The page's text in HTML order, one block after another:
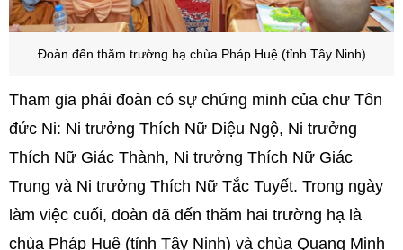
Đoàn đến thăm trường hạ chùa Pháp Huệ (tỉnh Tây Ninh)
Tham gia phái đoàn có sự chứng minh của chư Tôn
đức Ni: Ni trưởng Thích Nữ Diệu Ngộ, Ni trưởng
Thích Nữ Giác Thành, Ni trưởng Thích Nữ Giác
Trung và Ni trưởng Thích Nữ Tắc Tuyết. Trong ngày
làm việc cuối, đoàn đã đến thăm hai trường hạ là
chùa Pháp Huệ (tỉnh Tây Ninh) và chùa Quang Minh